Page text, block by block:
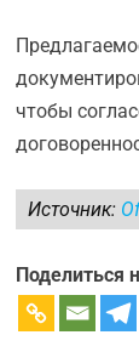
чтобы
Источник:
Поделиться